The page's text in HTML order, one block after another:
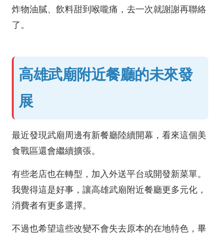
炸物油膩、飲料甜到喉嚨痛，去一次就謝謝再聯絡
了。
高雄武廟附近餐廳的未來發
展
最近發現武廟周邊有新餐廳陸續開幕，看來這個美
食戰區還會繼續擴張。
有些老店也在轉型，加入外送平台或開發新菜單。
我覺得這是好事，讓高雄武廟附近餐廳更多元化，
消費者有更多選擇。
不過也希望這些改變不會失去原本的在地特色，畢